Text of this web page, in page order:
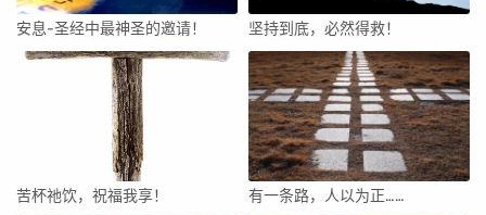
安息-圣经中最神圣的邀请！ 坚持到底，必然得救！
苦杯祂饮，祝福我享！ ​有一条路，人以为正……